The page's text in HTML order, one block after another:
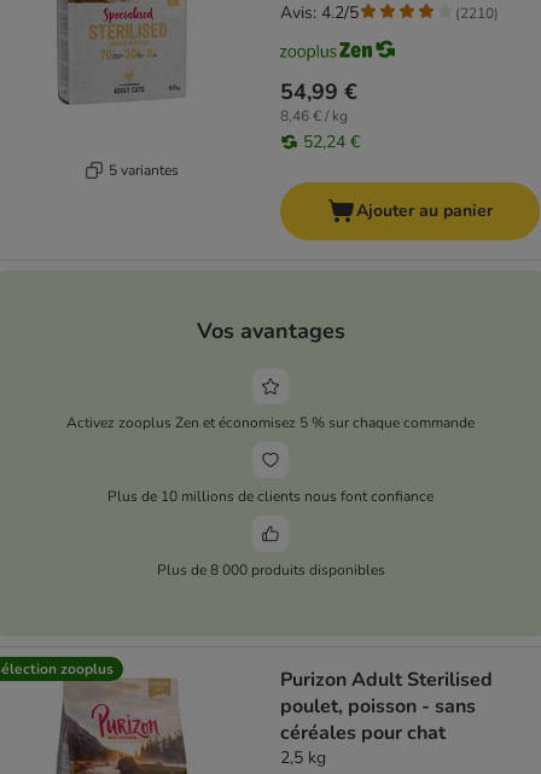
5 variantes
54,99 €
8,46 € / kg
52,24 €
Avis: 4.2/5 (2210)
Ajouter au panier
Vos avantages
Activez zooplus Zen et économisez 5 % sur chaque commande
Plus de 10 millions de clients nous font confiance
Plus de 8 000 produits disponibles
zooplus
Purizon Adult Sterilised
poulet, poisson - sans
céréales pour chat
2,5 kg